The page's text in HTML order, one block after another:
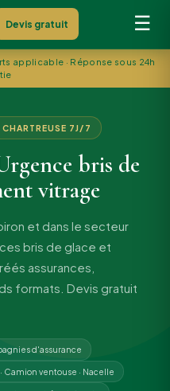
Devis gratuit ☰
applicable · Réponse sous 24h
7J/7
bris de
vitrage
et dans le secteur
bris de glace et
assurances,
formats. Devis gratuit
d'assurance
Camion ventouse · Nacelle